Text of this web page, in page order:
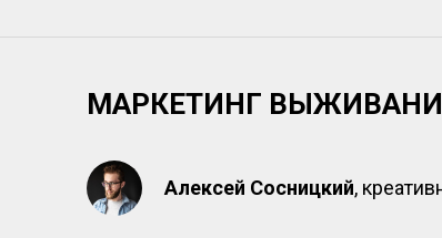
МАРКЕТИНГ
Алексей Сосницкий,